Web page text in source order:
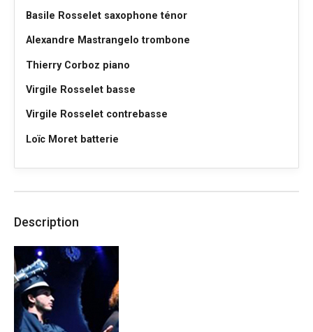
Basile Rosselet saxophone ténor
Alexandre Mastrangelo trombone
Thierry Corboz piano
Virgile Rosselet basse
Virgile Rosselet contrebasse
Loïc Moret batterie
Description